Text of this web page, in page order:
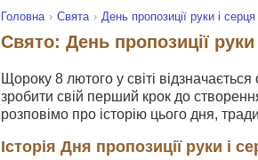
Головна Свята День пропозиції руки і серця
Свято: День пропозиції
Щороку 8 лютого у світі
зробити свій перший крок до
розповімо про історію цього дня,
Історія Дня пропозиції руки і